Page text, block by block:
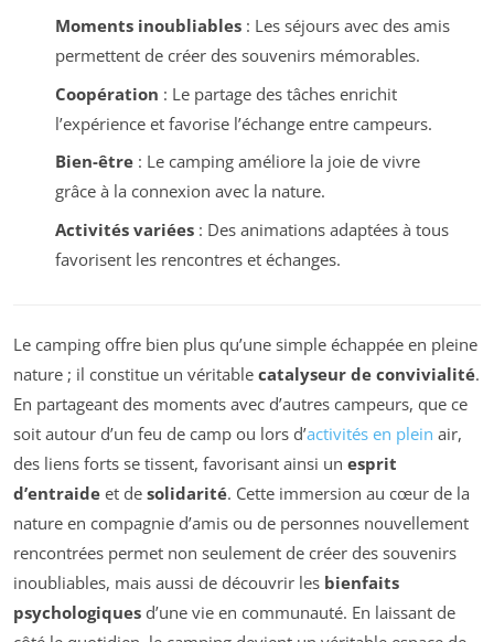
Moments inoubliables: Les séjours avec des amis
permettent de créer des souvenirs mémorables.
Coopération : Le partage des tâches enrichit
l’expérience et favorise l’échange entre campeurs.
Bien-être: Le camping améliore la joie de vivre
grâce à la connexion avec la nature.
Activités variées: Des animations adaptées à tous
favorisent les rencontres et échanges.
Le camping offre bien plus qu’une simple échappée en pleine
nature ; il constitue un véritable catalyseur de convivialité.
En partageant des moments avec d’autres campeurs, que ce
soit autour d’un feu de camp ou lors d’activités en plein air,
des liens forts se tissent, favorisant ainsi un esprit
d’entraide et de solidarité. Cette immersion au cœur de la
nature en compagnie d’amis ou de personnes nouvellement
rencontrées permet non seulement de créer des souvenirs
inoubliables, mais aussi de découvrir les bienfaits
psychologiques d’une vie en communauté. En laissant de